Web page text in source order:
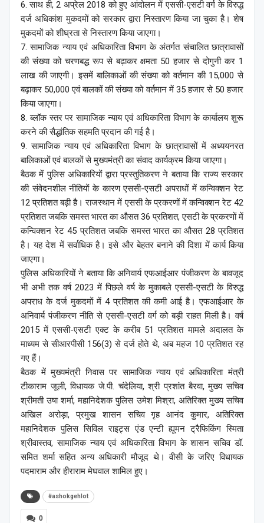
6. साथ ही, 2 अप्रेल 2018 को हुए आंदोलन में एससी-एसटी वर्ग के विरुद्ध
दर्ज अधिकांश मुकदमों को सरकार द्वारा निस्तारण किया जा चुका है। शेष
मुकदमों को शीघ्रता से निस्तारण किया जाएगा।
7. सामाजिक न्याय एवं अधिकारिता विभाग के अंतर्गत संचालित छात्रावासों
की संख्या को चरणबद्ध रूप से बढ़ाकर क्षमता 50 हजार से दोगुनी कर 1
लाख की जाएगी। इसमें बालिकाओं की संख्या को वर्तमान की 15,000 से
बढ़ाकर 50,000 एवं बालकों की संख्या को वर्तमान में 35 हजार से 50 हजार
किया जाएगा।
8. ब्लॉक स्तर पर सामाजिक न्याय एवं अधिकारिता विभाग के कार्यालय शुरू
करने की सैद्धांतिक सहमति प्रदान की गई है।
9. सामाजिक न्याय एवं अधिकारिता विभाग के छात्रावासों में अध्ययनरत
बालिकाओं एवं बालकों से मुख्यमंत्री का संवाद कार्यक्रम किया जाएगा।
बैठक में पुलिस अधिकारियों द्वारा प्रस्तुतिकरण ने बताया कि राज्य सरकार
की संवेदनशील नीतियों के कारण एससी-एसटी अपराधों में कन्विक्शन रेट
12 प्रतिशत बढ़ी है। राजस्थान में एससी के प्रकरणों में कन्विक्शन रेट 42
प्रतिशत जबकि समस्त भारत का औसत 36 प्रतिशत, एसटी के प्रकरणों में
कन्विक्शन रेट 45 प्रतिशत जबकि समस्त भारत का औसत 28 प्रतिशत
है। यह देश में सर्वाधिक है। इसे और बेहतर बनाने की दिशा में कार्य किया
जाएगा।
पुलिस अधिकारियों ने बताया कि अनिवार्य एफआईआर पंजीकरण के बावजूद
भी अभी तक वर्ष 2023 में पिछले वर्ष के मुकाबले एससी-एसटी के विरुद्ध
अपराध के दर्ज मुकदमों में 4 प्रतिशत की कमी आई है। एफआईआर के
अनिवार्य पंजीकरण नीति से एससी-एसटी वर्ग को बड़ी राहत मिली है। वर्ष
2015 में एससी-एसटी एक्ट के करीब 51 प्रतिशत मामले अदालत के
माध्यम से सीआरपीसी 156(3) से दर्ज होते थे, अब महज 10 प्रतिशत रह
गए हैं।
बैठक में मुख्यमंत्री निवास पर सामाजिक न्याय एवं अधिकारिता मंत्री
टीकाराम जूली, विधायक जे.पी. चंदेलिया, श्री प्रशांत बैरवा, मुख्य सचिव
श्रीमती उषा शर्मा, महानिदेशक पुलिस उमेश मिश्रा, अतिरिक्त मुख्य सचिव
अखिल अरोड़ा, प्रमुख शासन सचिव गृह आनंद कुमार, अतिरिक्त
महानिदेशक पुलिस सिविल राइट्स एंड एन्टी ह्यूमन ट्रैफिकिंग स्मिता
श्रीवास्तव, सामाजिक न्याय एवं अधिकारिता विभाग के शासन सचिव डॉ.
समित शर्मा सहित अन्य अधिकारी मौजूद थे। वीसी के जरिए विधायक
पदमाराम और हीराराम मेघवाल शामिल हुए।
#ashokgehlot
0